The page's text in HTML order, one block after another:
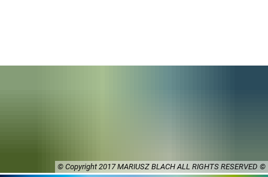
© Copyright 2017 MARIUSZ BLACH ALL RIGHTS RESERVED